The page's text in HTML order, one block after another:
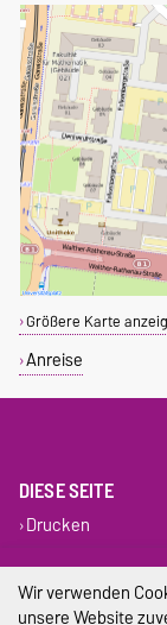
Größere Karte
Anreise
DIESE SEITE
Drucken
Wir verwenden
unsere Website